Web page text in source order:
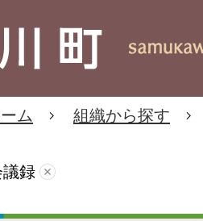
ム 組織から探す
録